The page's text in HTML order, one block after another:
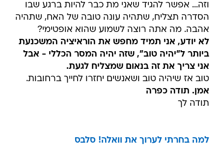
וזה... אפשר להגיד שאני מת כבר להיות ברגע שבו
הסדרה תצליח, שתהיה עונה טובה של האח, שתהיה
אהבה. מה אתה רוצה לשמוע שהוא אופטימי?
לא יודע, אני תמיד מחפש את הוראיציה המשכנעת
ביותר ל"יהיה טוב", שזה יהיה המסר הכללי - אבל
אני צריך את זה בנאום שמצליח לגעת.
טוב אז שיהיה טוב ושאנשים יחזרו לחייך ברחובות.
אמן. תודה כפרה
תודה לך
למה בחרתי לערוך את וואלה! סלבס